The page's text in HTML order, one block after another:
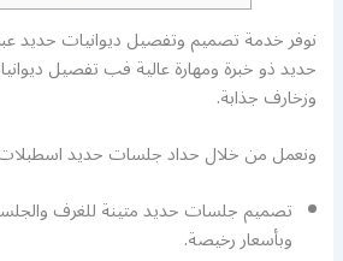
نوفر خدمة تصميم وتفصيل ديوانيات حديد
حديد ذو خبرة ومهارة عالية فب تفصيل
وزخارف جذابة.
ونعمل من خلال حداد جلسات حديد
تصميم جلسات حديد متينة للغرف
وبأسعار رخيصة.